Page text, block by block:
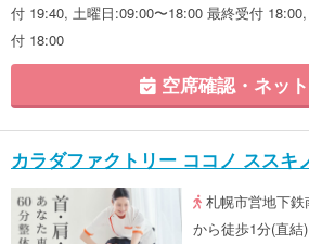
付 19:40, 土曜日:09:00〜18:00 最終受付
付 18:00
空席確認・ネッ
カラダファクトリー ココノ ススキ
札幌市営地下
から徒歩1分(直結)